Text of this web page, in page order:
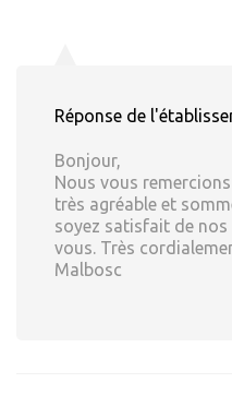
Réponse de
Bonjour,
Nous vous
très agréable et
soyez satisfait de nos
vous. Très
Malbosc